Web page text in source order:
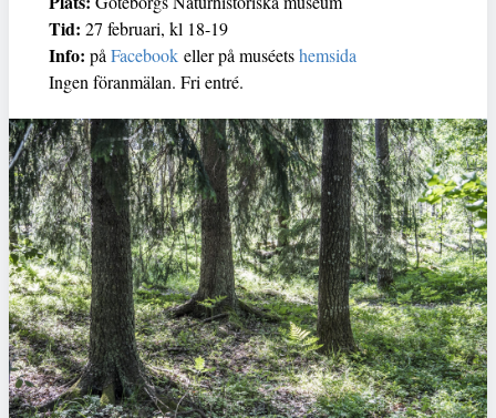
Tid: 27 februari, kl 18-19
Info: på Facebook eller på muséetshemsida
Ingen föranmälan. Fri entré.